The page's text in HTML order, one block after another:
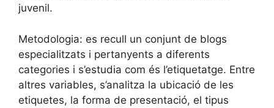
juvenil.
Metodologia: es recull un conjunt de blogs
especialitzats i pertanyents a diferents
categories i s’estudia com és l’etiquetatge. Entre
altres variables, s’analitza la ubicació de les
etiquetes, la forma de presentació, el tipus